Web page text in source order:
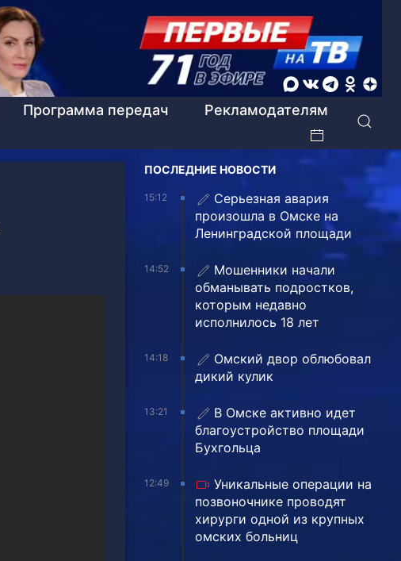
Программа передач
Рекламодателям
ПОСЛЕДНИЕ НОВОСТИ
15:12
Серьезная авария
произошла в Омске на
Ленинградской площади
14:52
Мошенники начали
обманывать подростков,
которым недавно
исполнилось 18 лет
14:18
Омский двор облюбовал
дикий кулик
13:21
В Омске активно идет
благоустройство площади
Бухгольца
12:49
Уникальные операции на
позвоночнике проводят
хирурги одной из крупных
омских больниц